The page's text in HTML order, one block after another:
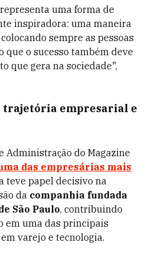
uma forma de
inspiradora: uma maneira
sempre as pessoas
que o sucesso também deve
que gera na sociedade",
trajetória empresarial e
Administração do Magazine
das empresárias mais
teve papel decisivo na
da companhia fundada
São Paulo, contribuindo
em uma das principais
varejo e tecnologia.